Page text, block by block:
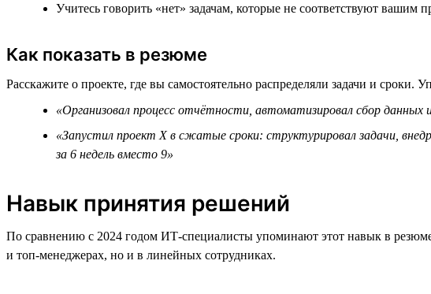
Учитесь говорить «нет» задачам, которые не соответствуют вашим
Как показать в резюме
Расскажите о проекте, где вы самостоятельно распределяли задачи и
«Организовал процесс отчётности, автоматизировал сбор
«Запустил проект Х в сжатые сроки: структурировал задачи,
за 6 недель вместо 9»
Навык принятия решений
По сравнению с 2024 годом ИТ-специалисты упоминают этот навык в
и топ-менеджерах, но и в линейных сотрудниках.